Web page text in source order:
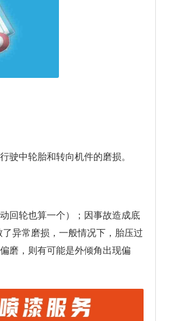
驶中轮胎和转向机件的磨损。
回轮也算一个）；因事故造成底
异常磨损，一般情况下，胎压过
磨，则有可能是外倾角出现偏